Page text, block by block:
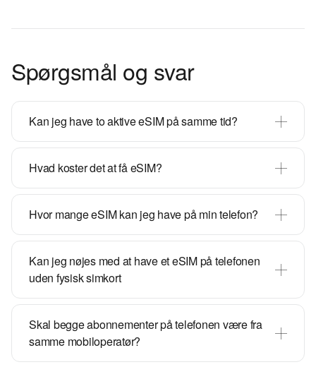
Spørgsmål og svar
Kan jeg have to aktive eSIM på samme tid?
Hvad koster det at få eSIM?
Hvor mange eSIM kan jeg have på min telefon?
Kan jeg nøjes med at have et eSIM på telefonen
uden fysisk simkort
Skal begge abonnementer på telefonen være fra
samme mobiloperatør?